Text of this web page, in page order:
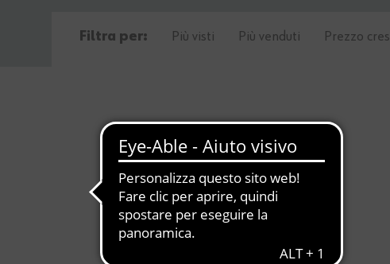
Filtra per: Più visti Più venduti Prezzo